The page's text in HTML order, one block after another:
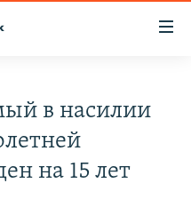
в насилии
на 15 лет